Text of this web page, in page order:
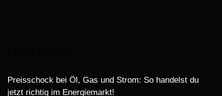
Preisschock bei Öl, Gas und Strom: So handelst du
jetzt richtig im Energiemarkt!